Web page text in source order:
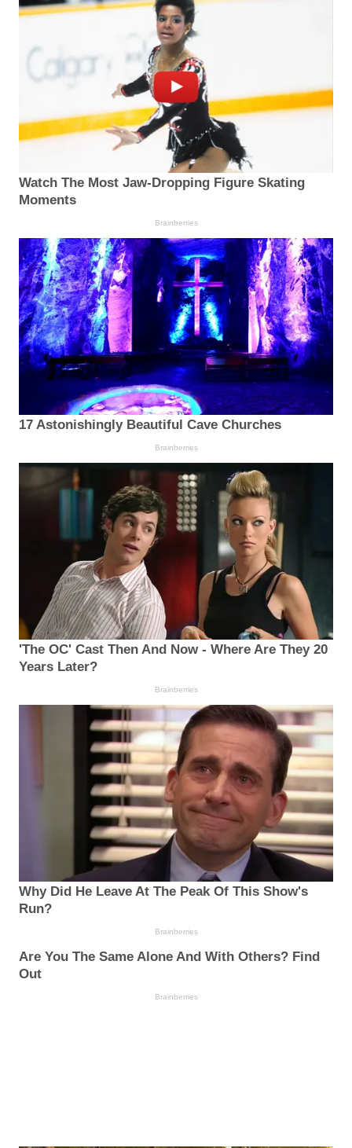
Watch The Most Jaw‑Dropping Figure Skating
Moments
Brainberries
17 Astonishingly Beautiful Cave Churches
Brainberries
'The OC' Cast Then And Now - Where Are They 20
Years Later?
Brainberries
Why Did He Leave At The Peak Of This Show's
Run?
Brainberries
Are You The Same Alone And With Others? Find
Out
Brainberries